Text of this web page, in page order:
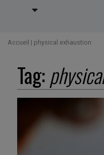
Accueil | physical exhaustion
Tag: